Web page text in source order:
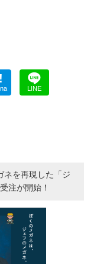
LINE
ネを再現した「ジ
注が開始！